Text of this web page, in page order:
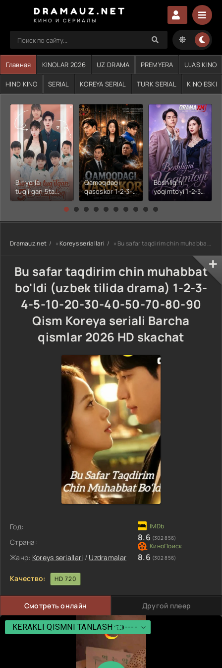
DRAMAUZ.NET
КИНО И СЕРИАЛЫ
Главная KINOLAR 2026 UZ DRAMA PREMYERA UJAS KINO
HIND KINO SERIAL KOREYA SERIAL TURK SERIAL KINO ESKI
Bir yo'la
tug'ilgan 5ta
chaqaloq 1-2-3-
seriali uzbek
tilida Barcha
skachat
Qamoqdagi
qasoskor 1-2-3-
4-5-6-7-10-20-
30-50-60-70-80-
tilida Barcha
qismlar 2026 HD
Boshlig'ni
yoqimtoyi 1-2-3-
4-5-6-7-10-20-
30-50-60-70-80-
tilida Barcha
qismlar 2026 HD
Dramauz.net »Koreys seriallari » Bu safar taqdirim chin muhabbat bo'ldi (uzbek tilida drama) 1-2-3-4-5-10-20-30-40-50-70-80-90 Qism Koreya seriali Barcha qismlar 2026 HD skachat
Bu safar taqdirim chin muhabbat
bo'ldi (uzbek tilida drama) 1-2-3-
4-5-10-20-30-40-50-70-80-90
Qism Koreya seriali Barcha
qismlar 2026 HD skachat
Год:
Страна:
Жанр: Koreys seriallari / Uzdramalar
8.6 (302 856)
8.6 (302 856)
Качество: HD 720
Смотреть онлайн Другой плеер
KERAKLI QISMNI TANLASH 👈----